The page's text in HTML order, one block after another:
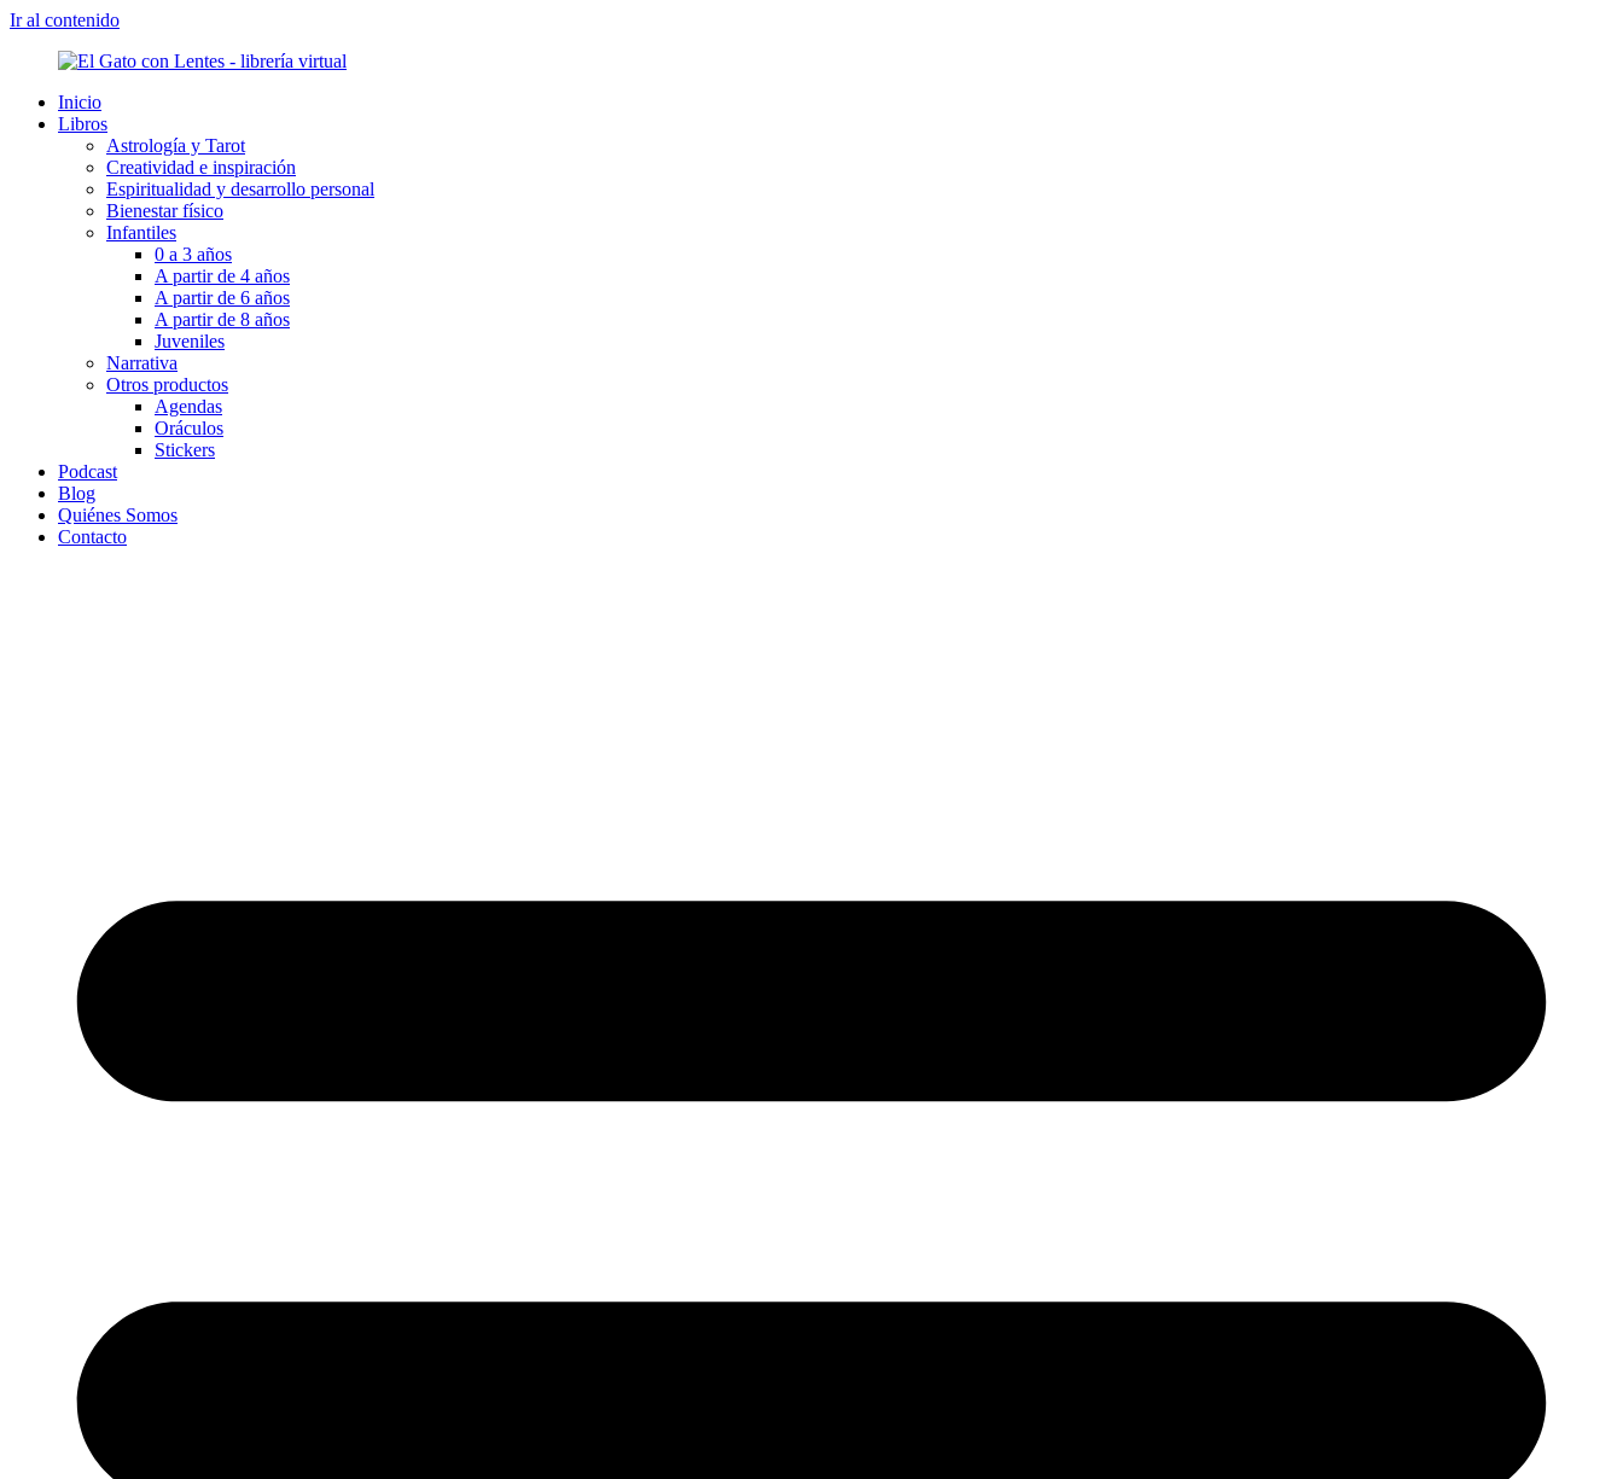
Ir al contenido
Inicio
Libros
Astrología y Tarot
Creatividad e inspiración
Espiritualidad y desarrollo personal
Bienestar físico
Infantiles
0 a 3 años
A partir de 4 años
A partir de 6 años
A partir de 8 años
Juveniles
Narrativa
Otros productos
Agendas
Oráculos
Stickers
Podcast
Blog
Quiénes Somos
Contacto